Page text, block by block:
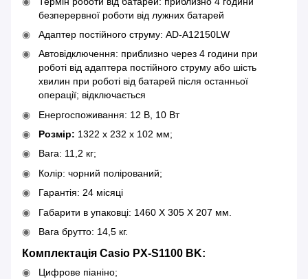
безперервної роботи від лужних батарей
Адаптер постійного струму: AD-A12150LW
Автовідключення: приблизно через 4 години при
роботі від адаптера постійного струму або шість
хвилин при роботі від батарей після останньої
операції; відключається
Енергоспоживання: 12 В, 10 Вт
Розмір: 1322 x 232 x 102 мм;
Вага: 11,2 кг;
Колір: чорний полірований;
Гарантія: 24 місяці
Габарити в упаковці: 1460 X 305 X 207 мм.
Вага брутто: 14,5 кг.
Комплектація Casio PX-S1100 BK:
Цифрове піаніно;